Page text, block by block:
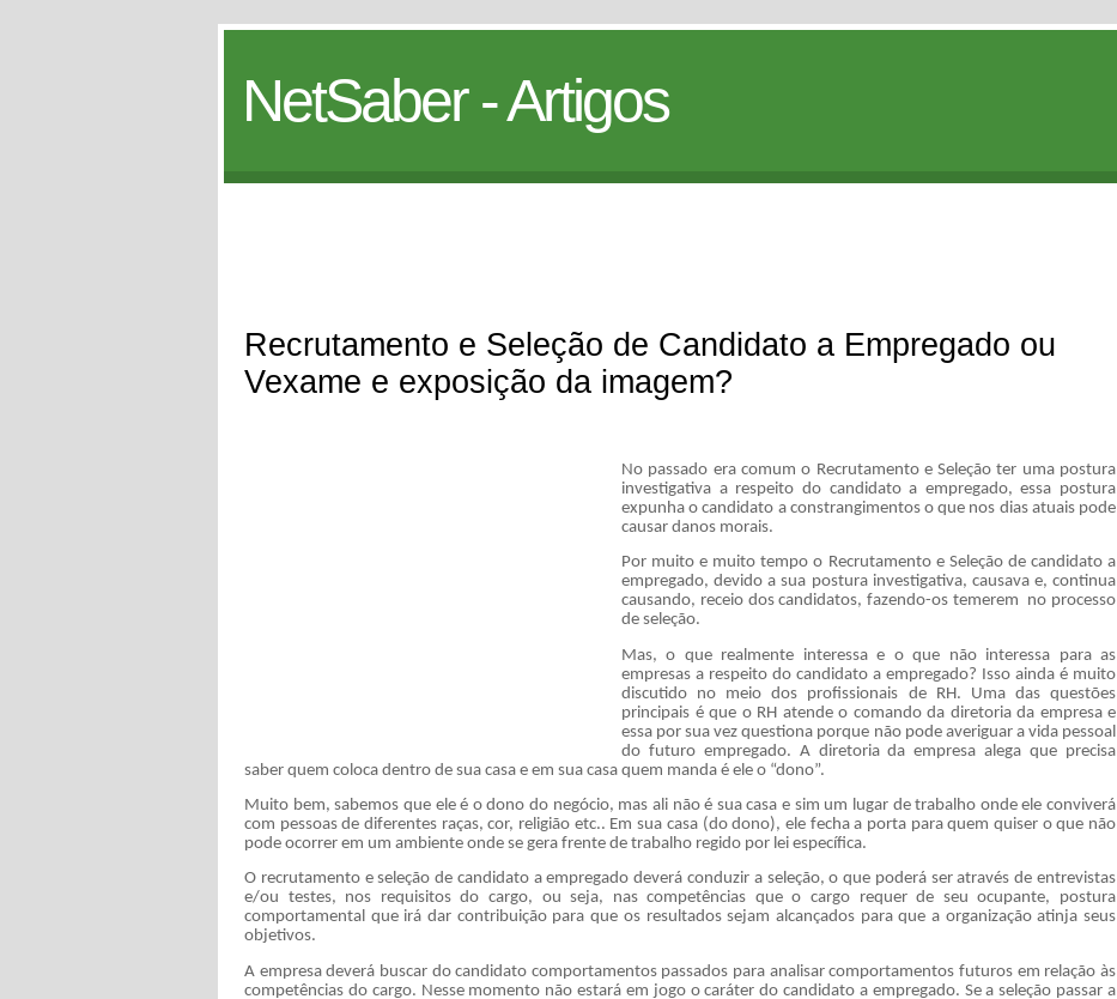
NetSaber - Artigos
Recrutamento e Seleção de Candidato a Empregado ou
Vexame e exposição da imagem?
No passado era comum o Recrutamento e Seleção ter uma postura
investigativa a respeito do candidato a empregado, essa postura
expunha o candidato a constrangimentos o que nos dias atuais pode
causar danos morais.
Por muito e muito tempo o Recrutamento e Seleção de candidato a
empregado, devido a sua postura investigativa, causava e, continua
causando, receio dos candidatos, fazendo-os temerem no processo
de seleção.
Mas, o que realmente interessa e o que não interessa para as
empresas a respeito do candidato a empregado? Isso ainda é muito
discutido no meio dos profissionais de RH. Uma das questões
principais é que o RH atende o comando da diretoria da empresa e
essa por sua vez questiona porque não pode averiguar a vida pessoal
do futuro empregado. A diretoria da empresa alega que precisa
saber quem coloca dentro de sua casa e em sua casa quem manda é ele o “dono”.
Muito bem, sabemos que ele é o dono do negócio, mas ali não é sua casa e sim um lugar de trabalho onde ele conviverá
com pessoas de diferentes raças, cor, religião etc.. Em sua casa (do dono), ele fecha a porta para quem quiser o que não
pode ocorrer em um ambiente onde se gera frente de trabalho regido por lei específica.
O recrutamento e seleção de candidato a empregado deverá conduzir a seleção, o que poderá ser através de entrevistas
e/ou testes, nos requisitos do cargo, ou seja, nas competências que o cargo requer de seu ocupante, postura
comportamental que irá dar contribuição para que os resultados sejam alcançados para que a organização atinja seus
objetivos.
A empresa deverá buscar do candidato comportamentos passados para analisar comportamentos futuros em relação às
competências do cargo. Nesse momento não estará em jogo o caráter do candidato a empregado. Se a seleção passar a